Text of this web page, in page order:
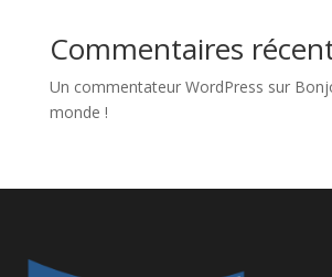
Commentaires
Un commentateur WordPress sur
monde !